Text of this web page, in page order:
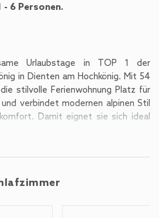
- 6 Personen.
Urlaubstage in TOP 1 der
in Dienten am Hochkönig. Mit 54
stilvolle Ferienwohnung Platz für
verbindet modernen alpinen Stil
Damit eignet sie sich ideal
sich in modernem alpinem